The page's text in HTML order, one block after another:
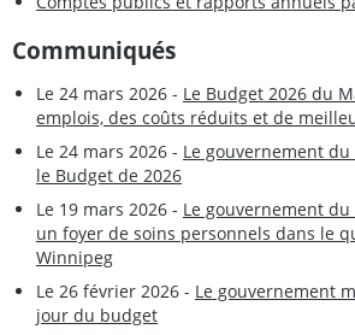
Communiqués
Le 24 mars 2026 - Le Budget 2026 du
emplois, des coûts réduits et de
Le 24 mars 2026 - Le gouvernement
le Budget de 2026
Le 19 mars 2026 - Le gouvernement
un foyer de soins personnels dans le
Winnipeg
Le 26 février 2026 - Le gouvernement
jour du budget